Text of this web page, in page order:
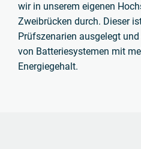
wir in unserem eigenen
Zweibrücken durch. Dieser
Prüfszenarien ausgelegt
von Batteriesystemen mit
Energiegehalt.